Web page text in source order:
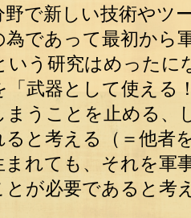
野で新しい技術やツ
為であって最初から
いう研究はめったに
「武器として使える
まうことを止める、
ると考える（＝他者
まれても、それを軍
とが必要であると考